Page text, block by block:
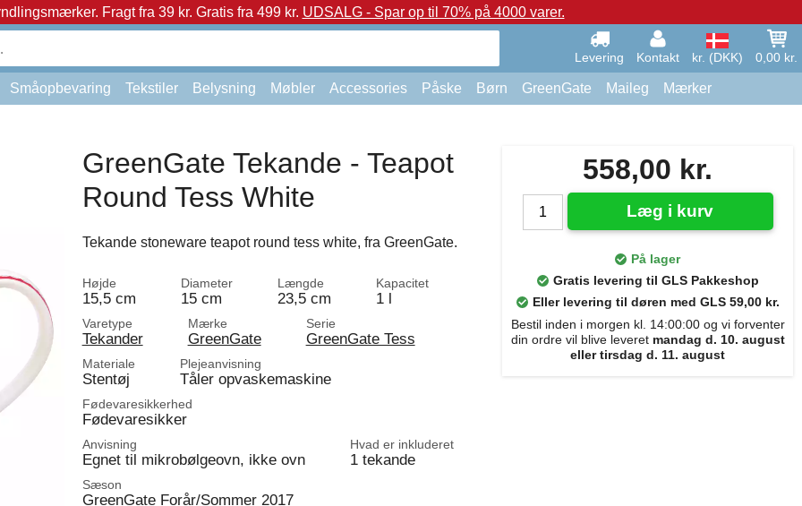
Fragt fra 39 kr. Gratis fra 499 kr. UDSALG - Spar op til 70% på 4000 varer.
Levering Kontakt kr. (DKK) 0,00 kr.
Småopbevaring Tekstiler Belysning Møbler Accessories Påske Børn GreenGate Maileg Mærker
558,00 kr.
Læg i kurv
På lager
Gratis levering til GLS Pakkeshop
Eller levering til døren med GLS 59,00 kr.
Bestil inden i morgen kl. 14:00:00 og vi forventer
din ordre vil blive leveret mandag d. 10. august
eller tirsdag d. 11. august
GreenGate Tekande - Teapot
Round Tess White
Tekande stoneware teapot round tess white, fra GreenGate.
Højde
15,5 cm
Diameter
15 cm
Længde
23,5 cm
Kapacitet
1 l
Varetype
Tekander
Mærke
GreenGate
Serie
GreenGate Tess
Materiale
Stentøj
Plejeanvisning
Tåler opvaskemaskine
Fødevaresikkerhed
Fødevaresikker
Anvisning
Egnet til mikrobølgeovn, ikke ovn
Hvad er inkluderet
1 tekande
Sæson
GreenGate Forår/Sommer 2017